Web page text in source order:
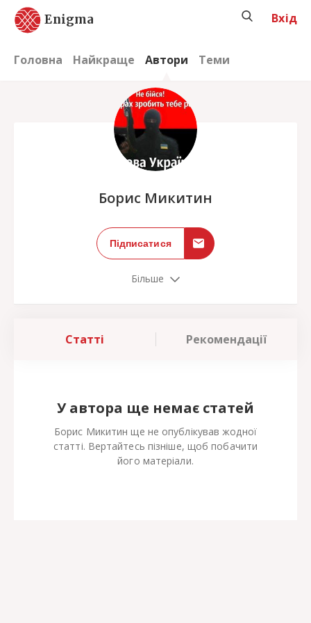
Enigma
Головна Найкраще Автори Теми
Вхід
Борис Микитин
Підписатися
Більше
Статті Рекомендації
У автора ще немає статей
Борис Микитин ще не опублікував жодної
статті. Вертайтесь пізніше, щоб побачити
його матеріали.